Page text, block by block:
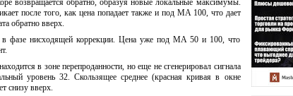
возвращается обратно, образуя новые локальные максимумы.
после того, как цена попадает также и под MA 100, что дает
обратно вверх.
фазе нисходящей коррекции. Цена уже под MA 50 и 100, что
момент.
в зоне перепроданности, но еще не сгенерировал сигнала
уровень 32. Скользящее среднее (красная кривая в окне
снизу вверх.